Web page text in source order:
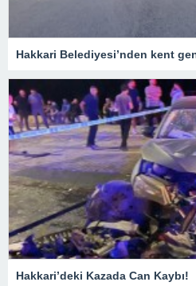
Hakkari’deki Kazada Can Kaybı!